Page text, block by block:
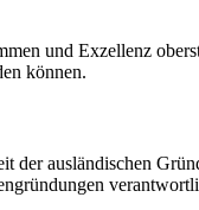
und Exzellenz
können.
der ausländischen